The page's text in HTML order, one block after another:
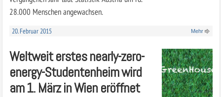
28.000 Menschen angewachsen.
20. Februar 2015 Mehr
Weltweit erstes nearly-zero-
energy-Studentenheim wird
am 1. März in Wien eröffnet